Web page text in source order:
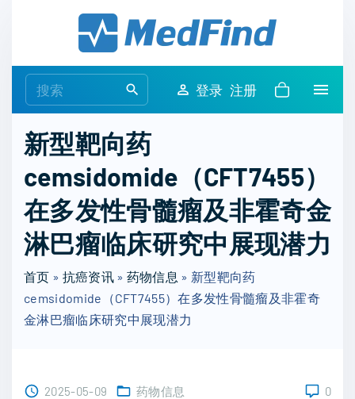
e
c
h
f
o
r
:
登录 注册
新型靶向药
cemsidomide（CFT7455）
在多发性骨髓瘤及非霍奇金
淋巴瘤临床研究中展现潜力
首页 » 抗癌资讯» 药物信息 » 新型靶向药
cemsidomide（CFT7455）在多发性骨髓瘤及非霍奇
金淋巴瘤临床研究中展现潜力
2025-05-09 药物信息 0